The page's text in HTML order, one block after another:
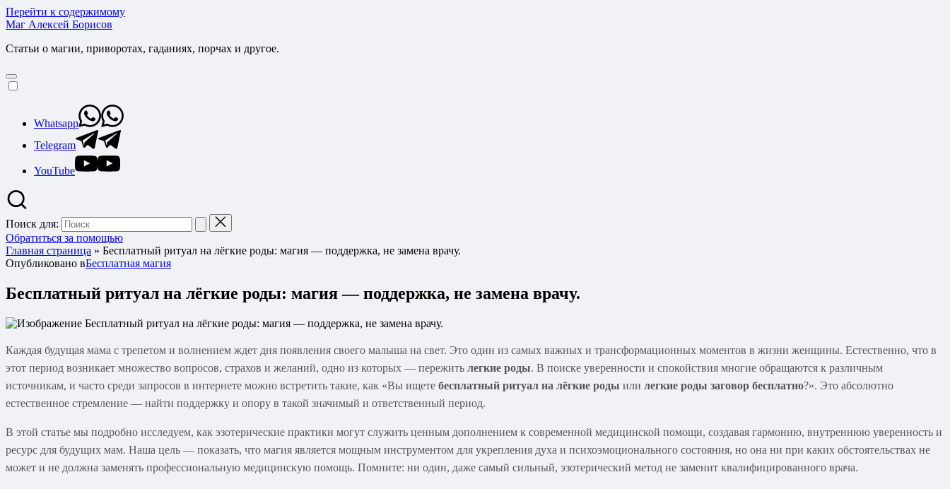
Перейти к содержимому
Маг Алексей Борисов
Статьи о магии, приворотах, гаданиях, порчах и другое.
Whatsapp
Telegram
YouTube
Поиск для:
Обратиться за помощью
Главная страница » Бесплатный ритуал на лёгкие роды: магия — поддержка, не замена врачу.
Опубликовано вБесплатная магия
Бесплатный ритуал на лёгкие роды: магия — поддержка, не замена врачу.
Каждая будущая мама с трепетом и волнением ждет дня появления своего малыша на свет. Это один из самых важных и трансформационных моментов в жизни женщины. Естественно, что в
этот период возникает множество вопросов, страхов и желаний, одно из которых — пережить легкие роды. В поиске уверенности и спокойствия многие обращаются к различным
источникам, и часто среди запросов в интернете можно встретить такие, как «Вы ищете бесплатный ритуал на лёгкие роды или легкие роды заговор бесплатно?». Это абсолютно
естественное стремление — найти поддержку и опору в такой значимый и ответственный период.
В этой статье мы подробно исследуем, как эзотерические практики могут служить ценным дополнением к современной медицинской помощи, создавая гармонию, внутреннюю уверенность и
ресурс для будущих мам. Наша цель — показать, что магия является мощным инструментом для укрепления духа и психоэмоционального состояния, но она ни при каких обстоятельствах не
может и не должна заменять профессиональную медицинскую помощь. Помните: ни один, даже самый сильный, эзотерический метод не заменит квалифицированного врача.